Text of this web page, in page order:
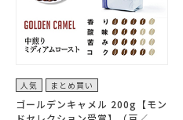
人気 まとめ買い
ゴールデンキャメル 200g【モン